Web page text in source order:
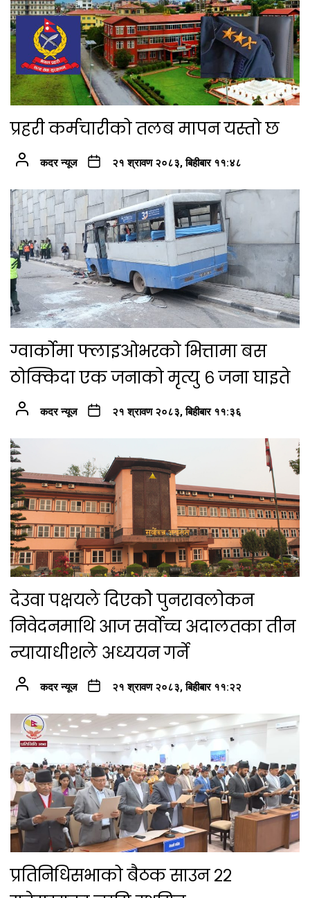
प्रहरी कर्मचारीको तलब मापन यस्तो छ
कदर न्यूज २१ श्रावण २०८३, बिहीबार ११:४८
ग्वार्कोमा फ्लाइओभरको भित्तामा बस
ठोक्किदा एक जनाको मृत्यु ६ जना घाइते
कदर न्यूज २१ श्रावण २०८३, बिहीबार ११:३६
देउवा पक्षयले दिएकोे पुनरावलोकन
निवेदनमाथि आज सर्वोच्च अदालतका तीन
न्यायाधीशले अध्ययन गर्ने
कदर न्यूज २१ श्रावण २०८३, बिहीबार ११:२२
प्रतिनिधिसभाको बैठक साउन २२